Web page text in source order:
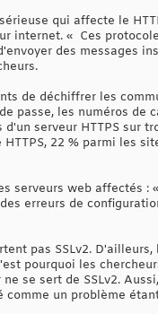
qui affecte le
internet. « Ces
des messages
de déchiffrer les
passe, les numéros de
serveur HTTPS sur
22 % parmi les
serveurs web affectés :
erreurs de
pas SSLv2.
pourquoi les
se sert de SSLv2.
un problème